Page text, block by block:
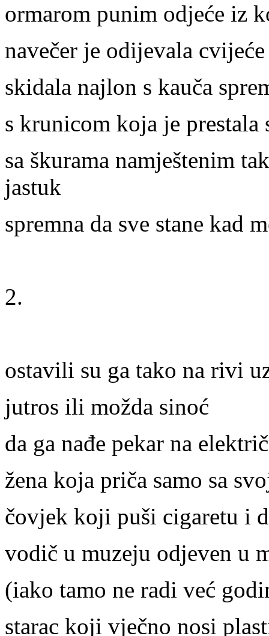
ormarom punim odjeće iz
navečer je odijevala cvijeće
skidala najlon s kauča
s krunicom koja je
sa škurama namještenim
jastuk
spremna da sve stane kad
2.
ostavili su ga tako na rivi
jutros ili možda sinoć
da ga nađe pekar na
žena koja priča samo sa
čovjek koji puši cigaretu i
vodič u muzeju odjeven u
(iako tamo ne radi već
starac koji vječno nosi